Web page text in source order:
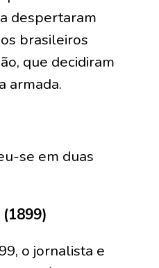
despertaram
brasileiros
que decidiram
armada.
se em duas
o jornalista e